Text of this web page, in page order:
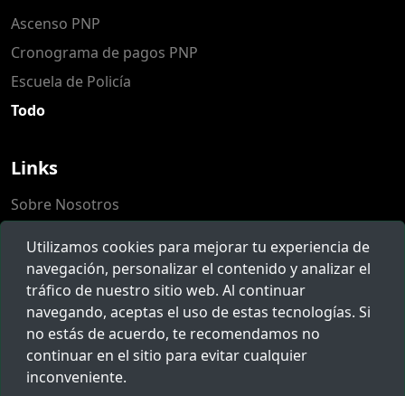
Ascenso PNP
Cronograma de pagos PNP
Escuela de Policía
Todo
Links
Sobre Nosotros
Herramientas
Reclamos
Novedades
Suscríbete para recibir noticias, ofertas y mucho más.
Utilizamos cookies para mejorar tu experiencia de
navegación, personalizar el contenido y analizar el
tráfico de nuestro sitio web. Al continuar
navegando, aceptas el uso de estas tecnologías. Si
no estás de acuerdo, te recomendamos no
continuar en el sitio para evitar cualquier
inconveniente.